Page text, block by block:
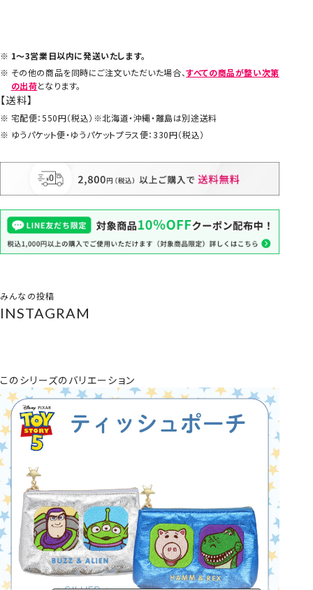
1～3営業日以内に発送いたします。
その他の商品を同時にご注文いただいた場合、すべての商品が整い次第
の出荷となります。
【送料】
宅配便：550円（税込）※北海道・沖縄・離島は別途送料
ゆうパケット便・ゆうパケットプラス便：330円（税込）
みんなの投稿
INSTAGRAM
このシリーズのバリエーション